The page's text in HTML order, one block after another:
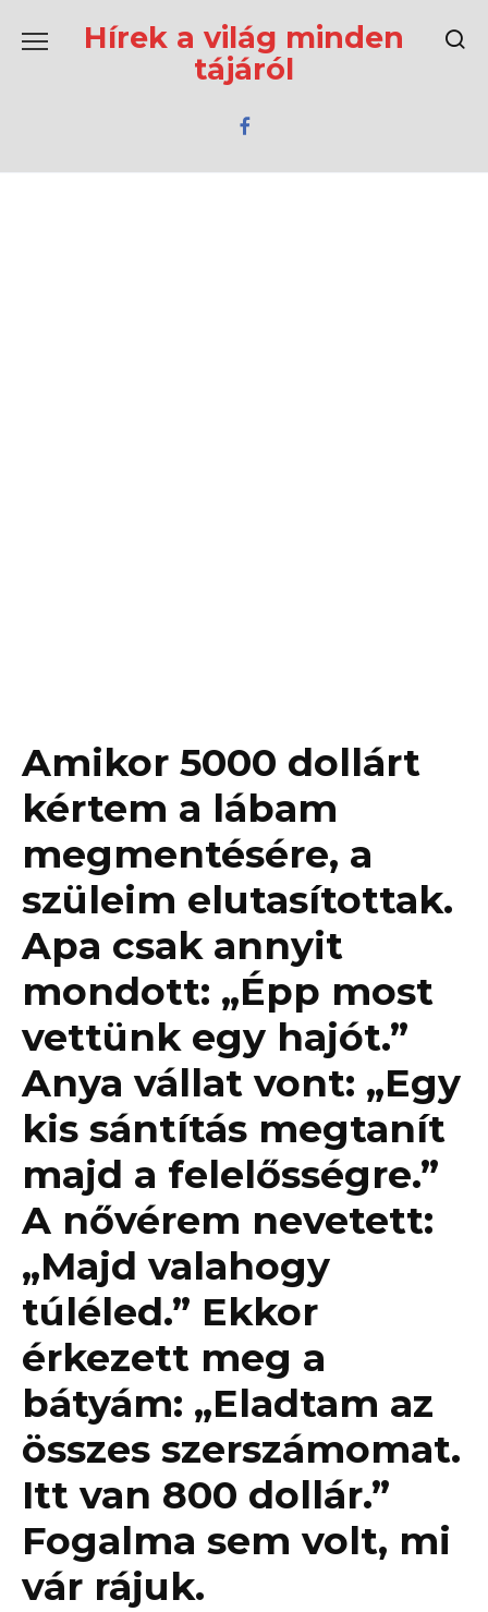
содержаниюHírek a világ minden
tájáról
Amikor 5000 dollárt
kértem a lábam
megmentésére, a
szüleim elutasítottak.
Apa csak annyit
mondott: „Épp most
vettünk egy hajót.”
Anya vállat vont: „Egy
kis sántítás megtanít
majd a felelősségre.”
A nővérem nevetett:
„Majd valahogy
túléled.” Ekkor
érkezett meg a
bátyám: „Eladtam az
összes szerszámomat.
Itt van 800 dollár.”
Fogalma sem volt, mi
vár rájuk.